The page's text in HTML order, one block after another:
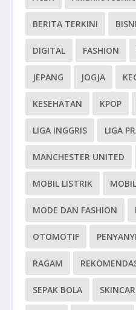
BERITA TERKINI
DIGITAL FASHION
JEPANG JOGJA
KESEHATAN KPOP
LIGA INGGRIS LIGA
MANCHESTER UNITED
MOBIL LISTRIK
MODE DAN FASHION
OTOMOTIF
RAGAM
SEPAK BOLA